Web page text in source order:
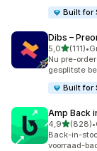
Built for
Dibs –
5,0van 5
(111)
111 •
Nu pre-
gesplitste
Built for
Amp Back
4,9van 5
(828)
828 •
Back-in-
voorraad-